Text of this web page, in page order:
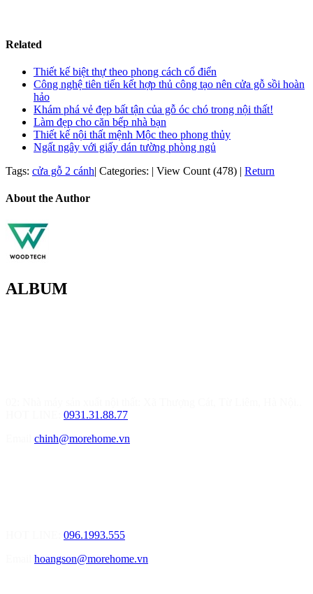
Related
Thiết kế biệt thự theo phong cách cổ điển
Công nghệ tiên tiến kết hợp thủ công tạo nên cửa gỗ sồi hoàn
hảo
Khám phá vẻ đẹp bất tận của gỗ óc chó trong nội thất!
Làm đẹp cho căn bếp nhà bạn
Thiết kế nội thất mệnh Mộc theo phong thủy
Ngất ngây với giấy dán tường phòng ngủ
Tags: cửa gỗ 2 cánh| Categories: | View Count (478) | Return
About the Author
ALBUM
0931.31.88.77
chinh@morehome.vn
096.1993.555
hoangson@morehome.vn